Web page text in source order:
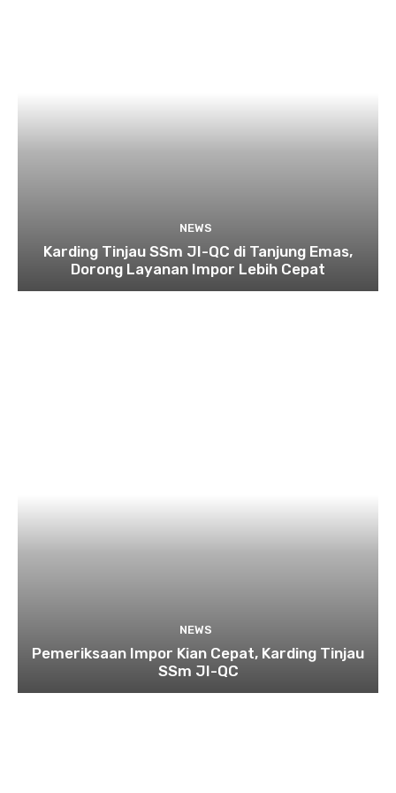
NEWS
Karding Tinjau SSm JI-QC di Tanjung Emas,
Dorong Layanan Impor Lebih Cepat
NEWS
Pemeriksaan Impor Kian Cepat, Karding Tinjau
SSm JI-QC